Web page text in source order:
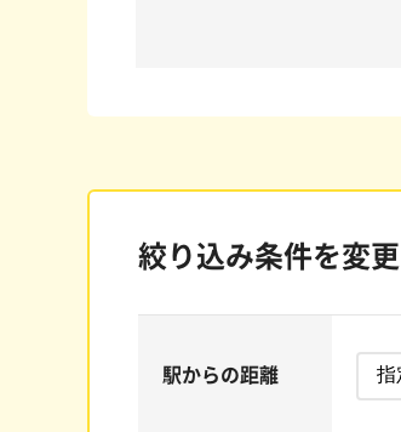
絞り込み条件を変更
駅からの距離